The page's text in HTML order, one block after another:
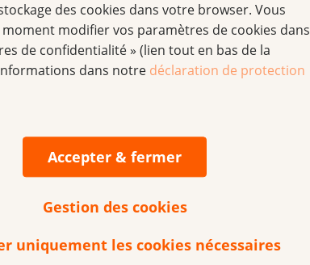
des cookies dans votre browser. Vous
modifier vos paramètres de cookies dans
de confidentialité » (lien tout en bas de la
dans notre déclaration de protection
Accepter & fermer
Gestion des cookies
uniquement les cookies nécessaires
nombreux moyens pour réduire les effets
physiques; elles retrouvent ainsi confiance en
outils, raison pour laquelle la Ligue contre le
En effet, l’activité physique fait partie
réadaptation oncologique, par exemple au sein
permet de réduire la fatigue
en soi et exerce un effet positif sur les
à faire à nouveau confiance à leur corps
sein ou de l’intestin auraient en outre révélé
l’on pratique une activité physique. Il
tout comme pour ce qui est des maladies
Outre des thérapies et conseils, les
par le mouvement et le sport. Ils